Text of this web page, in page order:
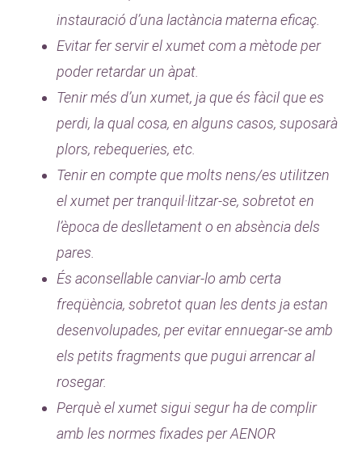
instauració d’una lactància materna eficaç.
Evitar fer servir el xumet com a mètode per
poder retardar un àpat.
Tenir més d’un xumet, ja que és fàcil que es
perdi, la qual cosa, en alguns casos, suposarà
plors, rebequeries, etc.
Tenir en compte que molts nens/es utilitzen
el xumet per tranquil·litzar-se, sobretot en
l’època de deslletament o en absència dels
pares.
És aconsellable canviar-lo amb certa
freqüència, sobretot quan les dents ja estan
desenvolupades, per evitar ennuegar-se amb
els petits fragments que pugui arrencar al
rosegar.
Perquè el xumet sigui segur ha de complir
amb les normes fixades per AENOR